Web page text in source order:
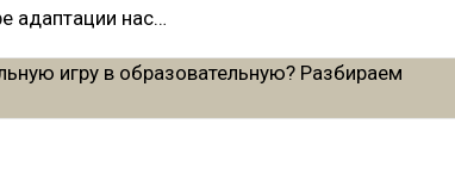
адаптации нас…